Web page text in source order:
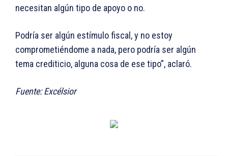
necesitan algún tipo de apoyo o no.
Podría ser algún estímulo fiscal, y no estoy
comprometiéndome a nada, pero podría ser algún
tema crediticio, alguna cosa de ese tipo”, aclaró.
Fuente: Excélsior